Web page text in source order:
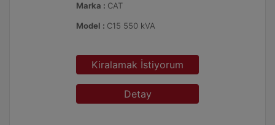
Marka : CAT
Model : C15 550 kVA
Kiralamak İstiyorum
Detay